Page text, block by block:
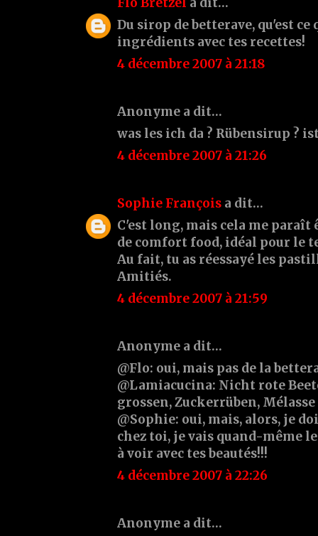
Du sirop de betterave, qu'est ce
ingrédients avec tes recettes!
4 décembre 2007 à 21:18
Anonyme a dit…
was les ich da ? Rübensirup ?
4 décembre 2007 à 21:26
Sophie François a dit…
C'est long, mais cela me
de comfort food, idéal pour le
Au fait, tu as réessayé les
Amitiés.
4 décembre 2007 à 21:59
Anonyme a dit…
@Flo: oui, mais pas de la
@Lamiacucina: Nicht rote
grossen, Zuckerrüben,
@Sophie: oui, mais, alors, je
chez toi, je vais quand-même
à voir avec tes beautés!!!
4 décembre 2007 à 22:26
Anonyme a dit…